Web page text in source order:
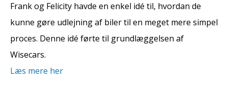
Frank og Felicity havde en enkel idé til, hvordan de
kunne gøre udlejning af biler til en meget mere simpel
proces. Denne idé førte til grundlæggelsen af
Wisecars.
Læs mere her